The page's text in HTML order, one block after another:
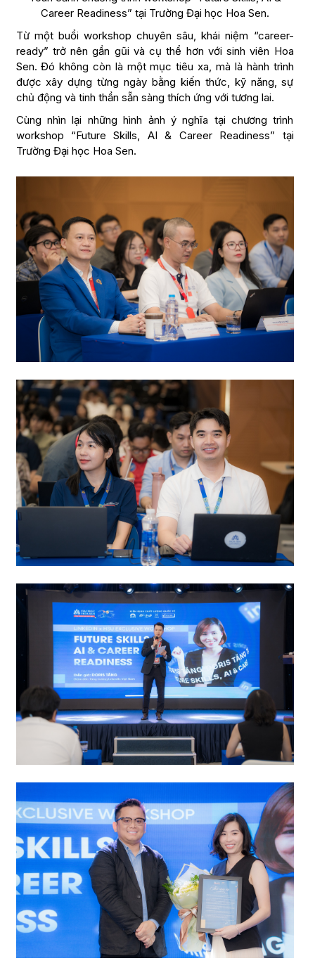
Career Readiness” tại Trường Đại học Hoa Sen.
Từ một buổi workshop chuyên sâu, khái niệm “career-
ready” trở nên gần gũi và cụ thể hơn với sinh viên Hoa
Sen. Đó không còn là một mục tiêu xa, mà là hành trình
được xây dựng từng ngày bằng kiến thức, kỹ năng, sự
chủ động và tinh thần sẵn sàng thích ứng với tương lai.
Cùng nhìn lại những hình ảnh ý nghĩa tại chương trình
workshop “Future Skills, AI & Career Readiness” tại
Trường Đại học Hoa Sen.